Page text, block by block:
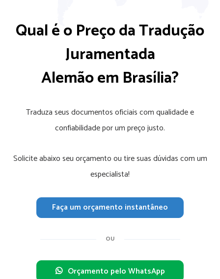
Qual é o Preço da Tradução
Juramentada
Alemão em Brasília?
Traduza seus documentos oficiais com qualidade e
confiabilidade por um preço justo.
Solicite abaixo seu orçamento ou tire suas dúvidas com um
especialista!
Faça um orçamento instantâneo
OU
Orçamento pelo WhatsApp